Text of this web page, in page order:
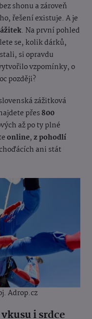
shonu a zároveň
řešení existuje. A je
. Na první pohled
se, kolik dárků,
si opravdu
vzpomínky, o
později?
zážitková
přes800
až po ty plné
online,z pohodlí
ani stát
Adrop.cz
i srdce